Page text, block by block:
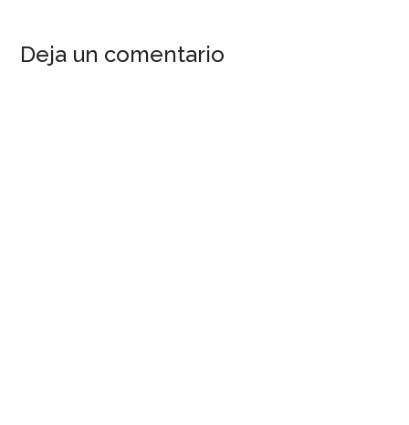
Interacciones
Deja un comentario